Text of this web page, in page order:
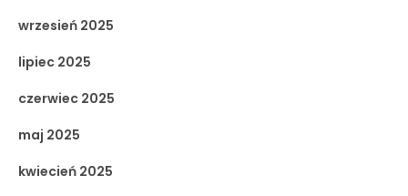
wrzesień 2025
lipiec 2025
czerwiec 2025
maj 2025
kwiecień 2025